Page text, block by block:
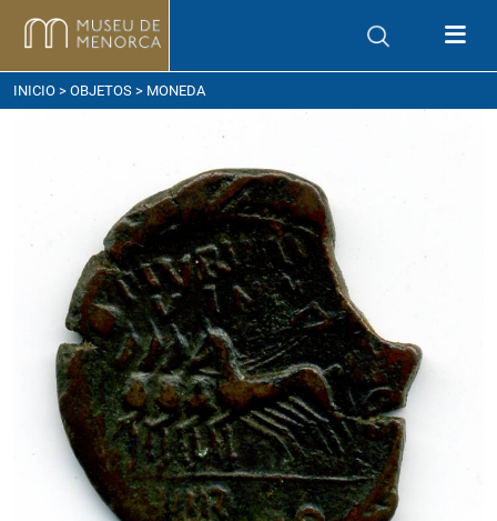
llegar
INICIO > OBJETOS > MONEDA